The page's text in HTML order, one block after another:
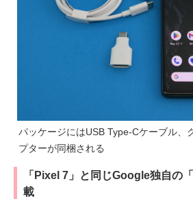
パッケージにはUSB Type-Cケーブル、
プターが同梱される
「Pixel 7」と同じGoogle独自の
載